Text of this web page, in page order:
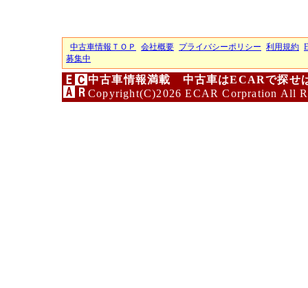
中古車情報ＴＯＰ 会社概要 プライバシーポリシー 利用規約
募集中
中古車情報満載 中古車はECARで探せ
Copyright(C)2026 ECAR Corpration All